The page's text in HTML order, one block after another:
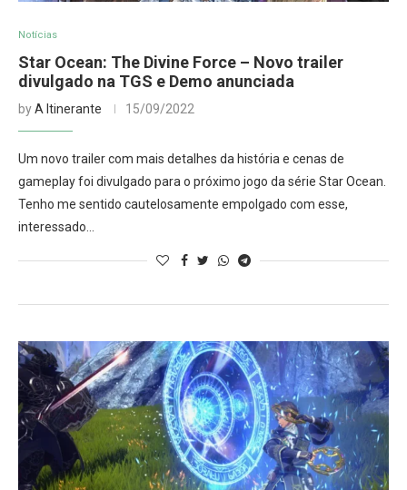
Notícias
Star Ocean: The Divine Force – Novo trailer
divulgado na TGS e Demo anunciada
byA Itinerante 15/09/2022
Um novo trailer com mais detalhes da história e cenas de
gameplay foi divulgado para o próximo jogo da série Star Ocean.
Tenho me sentido cautelosamente empolgado com esse,
interessado…